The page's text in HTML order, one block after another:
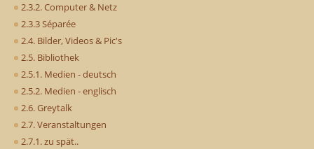
2.3.2. Computer & Netz
2.3.3 Séparée
2.4. Bilder, Videos & Pic's
2.5. Bibliothek
2.5.1. Medien - deutsch
2.5.2. Medien - englisch
2.6. Greytalk
2.7. Veranstaltungen
2.7.1. zu spät..